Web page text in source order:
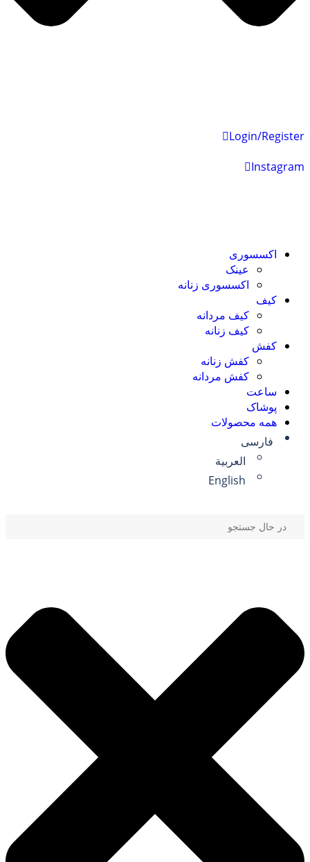
Login/Register
Instagram
اکسسوری
عینک
اکسسوری زنانه
کیف
کیف مردانه
کیف زنانه
کفش
کفش زنانه
کفش مردانه
ساعت
پوشاک
همه محصولات
فارسی
العربية
English